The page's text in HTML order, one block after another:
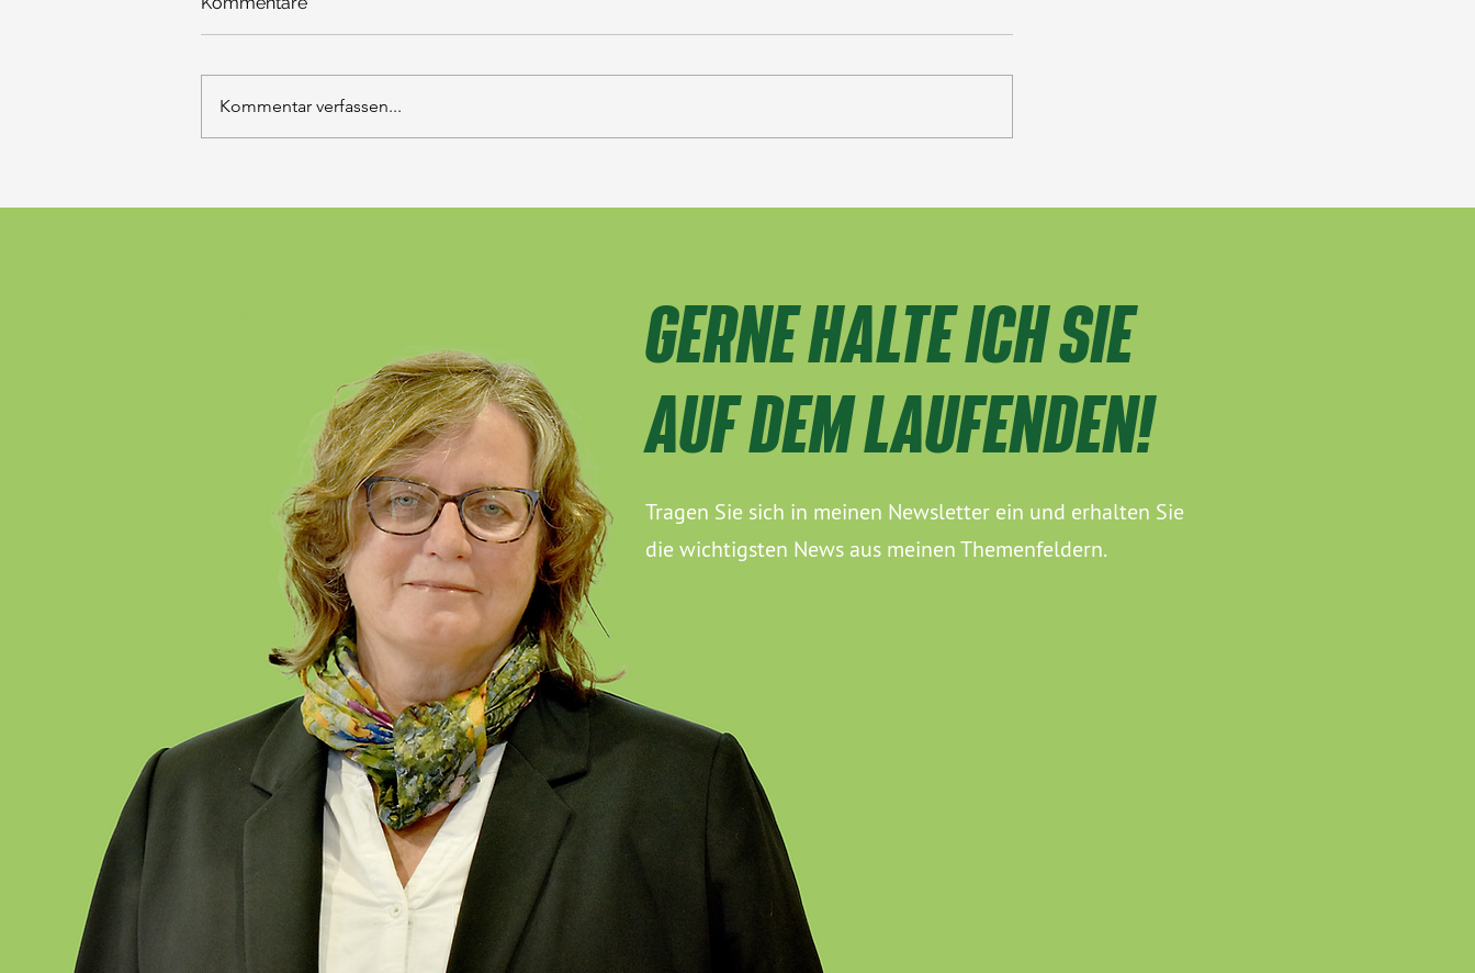
Kommentar verfassen...
GERNE HALTE ICH SIE
AUF DEM LAUFENDEN!
Tragen Sie sich in meinen Newsletter ein und erhalten Sie
die wichtigsten News aus meinen Themenfeldern.